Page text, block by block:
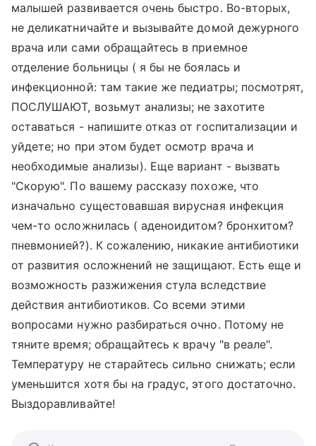
малышей развивается очень быстро. Во-вторых,
не деликатничайте и вызывайте домой дежурного
врача или сами обращайтесь в приемное
отделение больницы ( я бы не боялась и
инфекционной: там такие же педиатры; посмотрят,
ПОСЛУШАЮТ, возьмут анализы; не захотите
оставаться - напишите отказ от госпитализации и
уйдете; но при этом будет осмотр врача и
необходимые анализы). Еще вариант - вызвать
"Скорую". По вашему рассказу похоже, что
изначально сущестовавшая вирусная инфекция
чем-то осложнилась ( аденоидитом? бронхитом?
пневмонией?). К сожалению, никакие антибиотики
от развития осложнений не защищают. Есть еще и
возможность разжижения стула вследствие
действия антибиотиков. Со всеми этими
вопросами нужно разбираться очно. Потому не
тяните время; обращайтесь к врачу "в реале".
Температуру не старайтесь сильно снижать; если
уменьшится хотя бы на градус, этого достаточно.
Выздоравливайте!